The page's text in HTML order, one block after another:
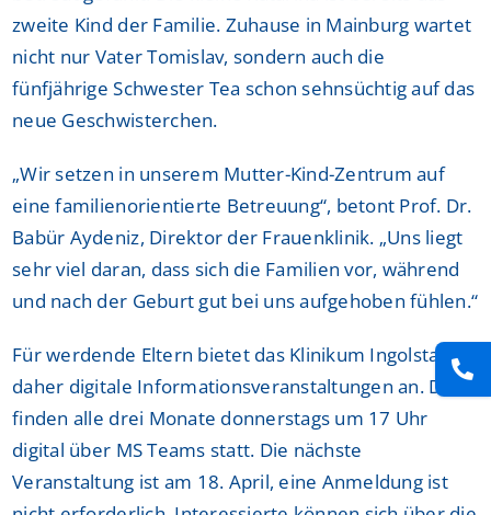
zweite Kind der Familie. Zuhause in Mainburg wartet
nicht nur Vater Tomislav, sondern auch die
fünfjährige Schwester Tea schon sehnsüchtig auf das
neue Geschwisterchen.
„Wir setzen in unserem Mutter-Kind-Zentrum auf
eine familienorientierte Betreuung“, betont Prof. Dr.
Babür Aydeniz, Direktor der Frauenklinik. „Uns liegt
sehr viel daran, dass sich die Familien vor, während
und nach der Geburt gut bei uns aufgehoben fühlen.“
Für werdende Eltern bietet das Klinikum Ingolstadt
daher digitale Informationsveranstaltungen an. Diese
finden alle drei Monate donnerstags um 17 Uhr
digital über MS Teams statt. Die nächste
Veranstaltung ist am 18. April, eine Anmeldung ist